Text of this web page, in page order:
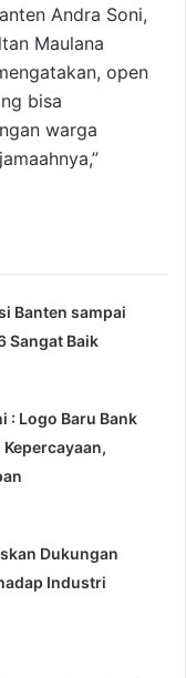
Andra Soni,
Maulana
open
bisa
warga
Banten sampai
Sangat Baik
: Logo Baru Bank
Dukungan
Industri